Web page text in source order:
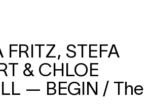
FRITZ, STEFA
& CHLOE
— BEGIN / The